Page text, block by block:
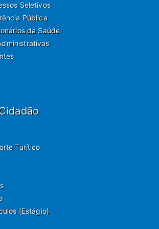
Seletivos
Pública
da Saúde
Turítico
(Estágio)